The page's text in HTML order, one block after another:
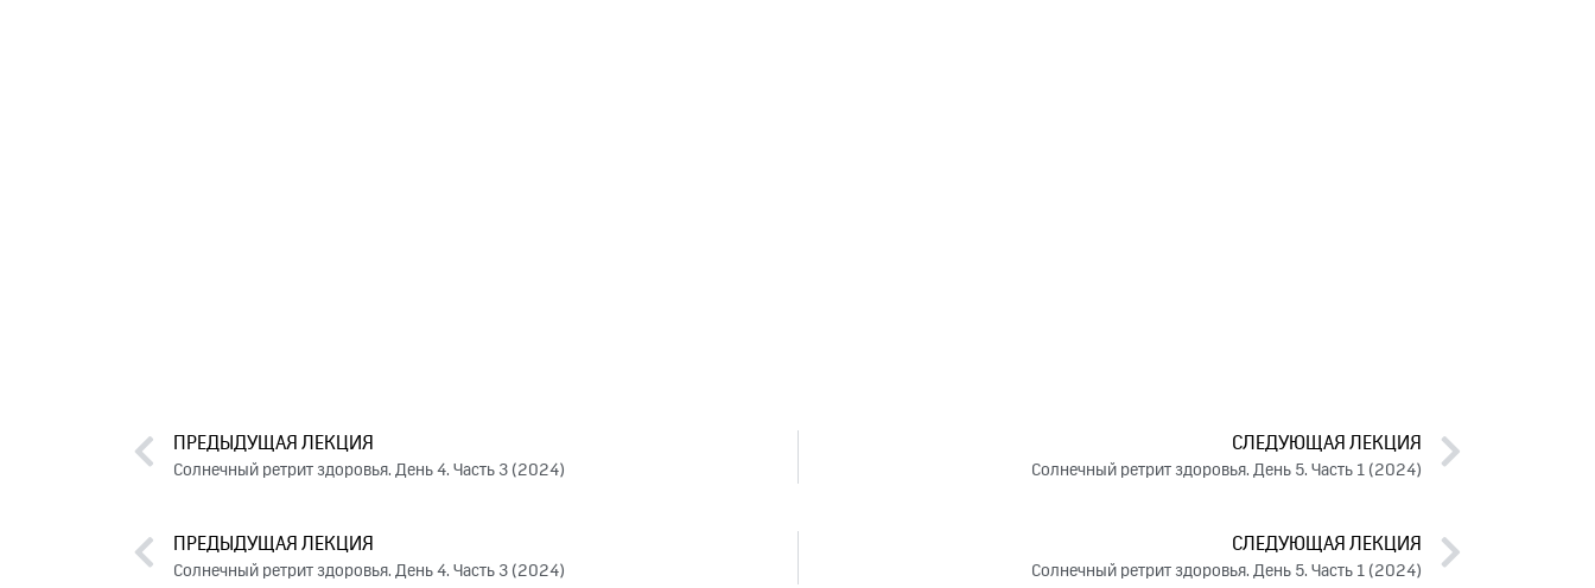
ПРЕДЫДУЩАЯ ЛЕКЦИЯ
Солнечный ретрит здоровья. День 4. Часть 3 (2024)
СЛЕДУЮЩАЯ ЛЕКЦИЯ
Солнечный ретрит здоровья. День 5. Часть 1 (2024)
ПРЕДЫДУЩАЯ ЛЕКЦИЯ
Солнечный ретрит здоровья. День 4. Часть 3 (2024)
СЛЕДУЮЩАЯ ЛЕКЦИЯ
Солнечный ретрит здоровья. День 5. Часть 1 (2024)